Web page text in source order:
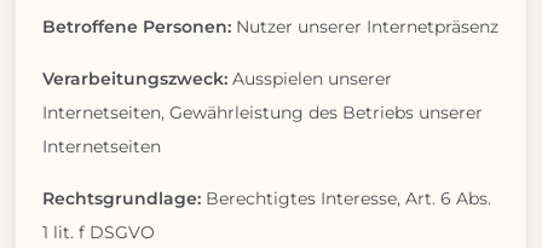
Betroffene Personen: Nutzer unserer Internetpräsenz
Verarbeitungszweck:Ausspielen unserer
Internetseiten, Gewährleistung des Betriebs unserer
Internetseiten
Rechtsgrundlage: Berechtigtes Interesse, Art. 6 Abs.
1 lit. f DSGVO